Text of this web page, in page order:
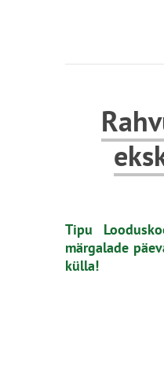
Tipu
märgalade
külla!